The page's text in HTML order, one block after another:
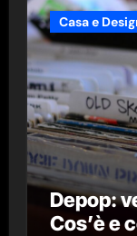
Casa e
Depop:
Cos’è e